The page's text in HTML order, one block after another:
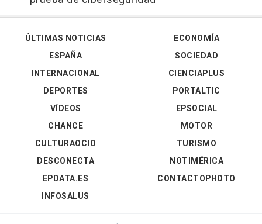
ÚLTIMAS NOTICIAS
ESPAÑA
INTERNACIONAL
DEPORTES
VÍDEOS
ECONOMÍA
SOCIEDAD
CIENCIAPLUS
PORTALTIC
EPSOCIAL
CHANCE
CULTURAOCIO
DESCONECTA
EPDATA.ES
INFOSALUS
MOTOR
TURISMO
NOTIMÉRICA
CONTACTOPHOTO